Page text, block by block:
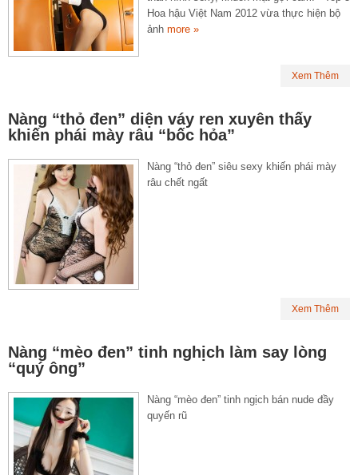
Hoa hậu Việt Nam 2012 vừa thực hiện bộ
ảnh more »
Xem Thêm
Nàng “thỏ đen” diện váy ren xuyên thấy
khiến phái mày râu “bốc hỏa”
Nàng “thỏ đen” siêu sexy khiến phái mày
râu chết ngất
Xem Thêm
Nàng “mèo đen” tinh nghịch làm say lòng
“quý ông”
Nàng “mèo đen” tinh ngịch bán nude đầy
quyến rũ